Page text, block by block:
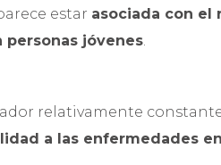
estar asociada con el
personas jóvenes.
relativamente
a las enfermedades